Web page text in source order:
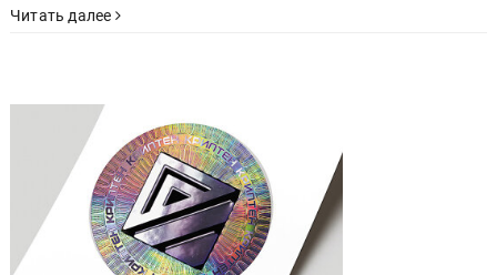
Читать далее